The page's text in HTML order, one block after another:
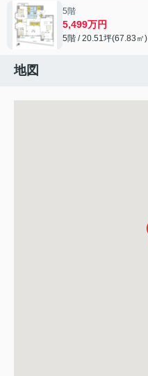
5階
5,499万円
5階 / 20.51坪(67.83㎡)
地図